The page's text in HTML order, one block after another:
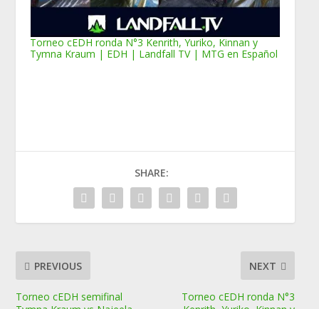
Torneo cEDH ronda N°3 Kenrith, Yuriko, Kinnan y
Tymna Kraum | EDH | Landfall TV | MTG en Español
SHARE:
PREVIOUS
Torneo cEDH semifinal
NEXT
Torneo cEDH ronda N°3